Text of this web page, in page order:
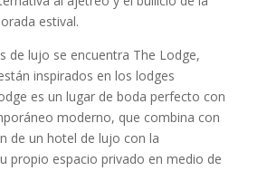
estival.
de lujo se encuentra The Lodge,
inspirados en los lodges
es un lugar de boda perfecto con
moderno, que combina con
de un hotel de lujo con la
propio espacio privado en medio de